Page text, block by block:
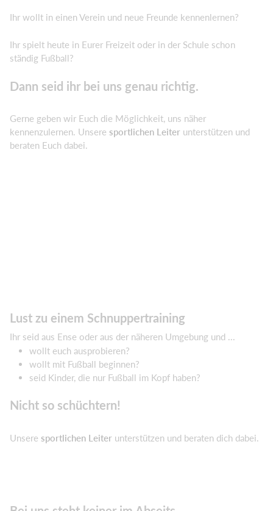
Ihr wollt in einen Verein und neue Freunde kennenlernen?
Ihr spielt heute in Eurer Freizeit oder in der Schule schon
ständig Fußball?
Dann seid ihr bei uns genau richtig.
Gerne geben wir Euch die Möglichkeit, uns näher
kennenzulernen. Unsere sportlichen Leiter unterstützen und
beraten Euch dabei.
Lust zu einem Schnuppertraining
Ihr seid aus Ense oder aus der näheren Umgebung und ...
wollt euch ausprobieren?
wollt mit Fußball beginnen?
seid Kinder, die nur Fußball im Kopf haben?
Nicht so schüchtern!
Unsere sportlichen Leiter unterstützen und beraten dich dabei.